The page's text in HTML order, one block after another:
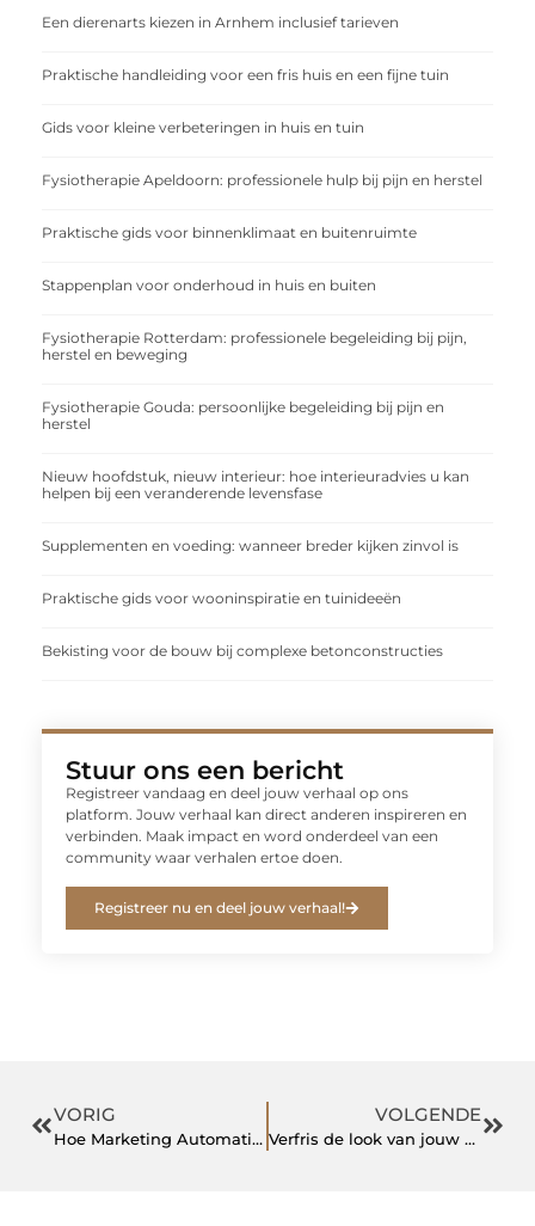
Een dierenarts kiezen in Arnhem inclusief tarieven
Praktische handleiding voor een fris huis en een fijne tuin
Gids voor kleine verbeteringen in huis en tuin
Fysiotherapie Apeldoorn: professionele hulp bij pijn en herstel
Praktische gids voor binnenklimaat en buitenruimte
Stappenplan voor onderhoud in huis en buiten
Fysiotherapie Rotterdam: professionele begeleiding bij pijn,
herstel en beweging
Fysiotherapie Gouda: persoonlijke begeleiding bij pijn en
herstel
Nieuw hoofdstuk, nieuw interieur: hoe interieuradvies u kan
helpen bij een veranderende levensfase
Supplementen en voeding: wanneer breder kijken zinvol is
Praktische gids voor wooninspiratie en tuinideeën
Bekisting voor de bouw bij complexe betonconstructies
Stuur ons een bericht
Registreer vandaag en deel jouw verhaal op ons
platform. Jouw verhaal kan direct anderen inspireren en
verbinden. Maak impact en word onderdeel van een
community waar verhalen ertoe doen.
Registreer nu en deel jouw verhaal!
VORIG
Hoe Marketing Automation gebruiken om uw bedrijf te laten groeien
VOLGENDE
Verfris de look van jouw huis als stukadoor delft